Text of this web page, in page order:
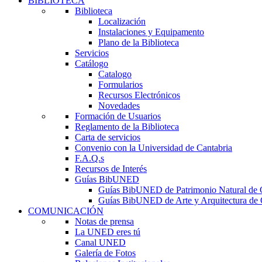
Biblioteca
Localización
Instalaciones y Equipamento
Plano de la Biblioteca
Servicios
Catálogo
Catalogo
Formularios
Recursos Electrónicos
Novedades
Formación de Usuarios
Reglamento de la Biblioteca
Carta de servicios
Convenio con la Universidad de Cantabria
F.A.Q.s
Recursos de Interés
Guías BibUNED
Guías BibUNED de Patrimonio Natural de
Guías BibUNED de Arte y Arquitectura de
COMUNICACIÓN
Notas de prensa
La UNED eres tú
Canal UNED
Galería de Fotos